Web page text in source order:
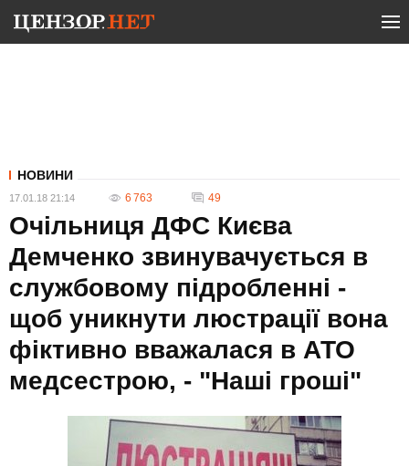
НОВИНИ
17.01.18 21:14 6 763 49
Очільниця ДФС Києва
Демченко звинувачується в
службовому підробленні -
щоб уникнути люстрації вона
фіктивно вважалася в АТО
медсестрою, - "Наші гроші"